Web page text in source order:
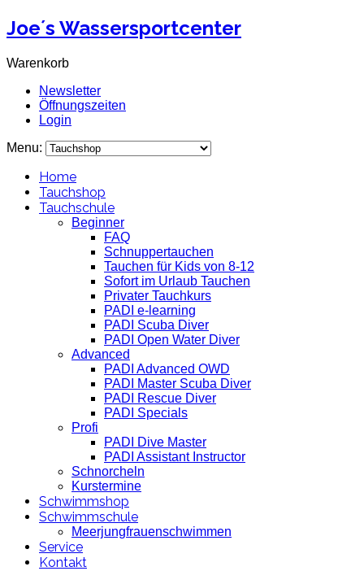
Joe´s Wassersportcenter
Warenkorb
Newsletter
Öffnungszeiten
Login
Menu:
Home
Tauchshop
Tauchschule
Beginner
FAQ
Schnuppertauchen
Tauchen für Kids von 8-12
Sofort im Urlaub Tauchen
Privater Tauchkurs
PADI e-learning
PADI Scuba Diver
PADI Open Water Diver
Advanced
PADI Advanced OWD
PADI Master Scuba Diver
PADI Rescue Diver
PADI Specials
Profi
PADI Dive Master
PADI Assistant Instructor
Schnorcheln
Kurstermine
Schwimmshop
Schwimmschule
Meerjungfrauenschwimmen
Service
Kontakt